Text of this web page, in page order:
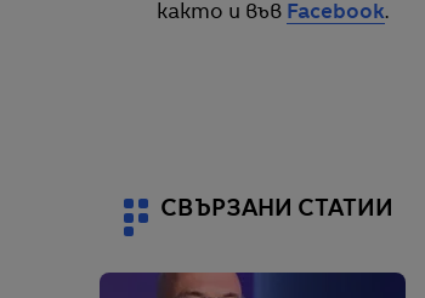
както и във Facebook.
СВЪРЗАНИ СТАТИИ